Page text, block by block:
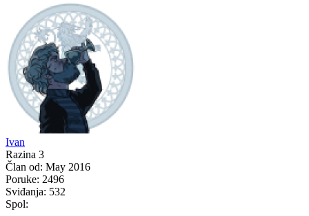
Ivan
Razina 3
Član od: May 2016
Poruke: 2496
Sviđanja: 532
Spol: